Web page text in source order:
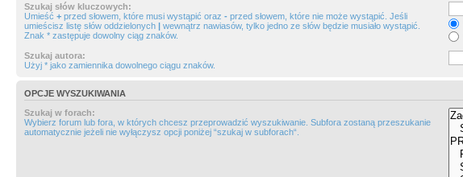
Szukaj słów kluczowych:
Umieść + przed słowem, które musi wystąpić oraz - przed słowem, które nie może wystąpić. Jeśli
umieścisz listę słów oddzielonych | wewnątrz nawiasów, tylko jedno ze słów będzie musiało wystąpić.
Znak * zastępuje dowolny ciąg znaków.
Szukaj autora:
Użyj * jako zamiennika dowolnego ciągu znaków.
OPCJE WYSZUKIWANIA
Szukaj w forach:
Wybierz forum lub fora, w których chcesz przeprowadzić wyszukiwanie. Subfora zostaną przeszukanie
automatycznie jeżeli nie wyłączysz opcji poniżej “szukaj w subforach“.